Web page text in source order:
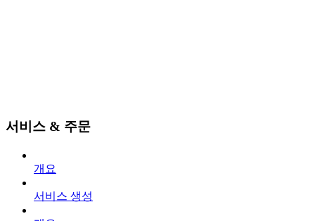
서비스 & 주문
개요
서비스 생성